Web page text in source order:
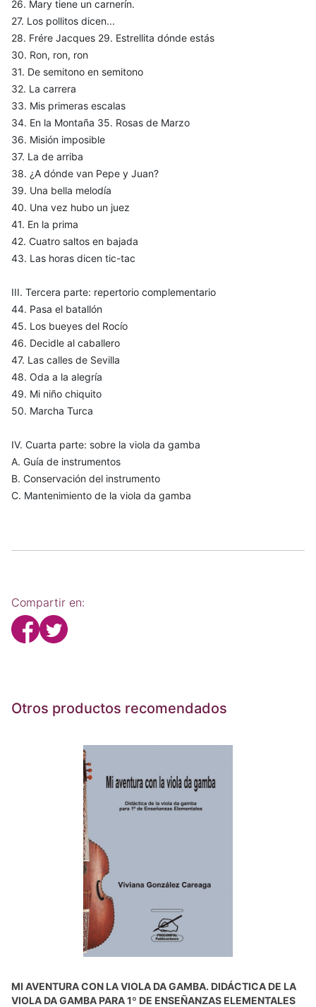
26. Mary tiene un carnerín.
27. Los pollitos dicen...
28. Frére Jacques 29. Estrellita dónde estás
30. Ron, ron, ron
31. De semitono en semitono
32. La carrera
33. Mis primeras escalas
34. En la Montaña 35. Rosas de Marzo
36. Misión imposible
37. La de arriba
38. ¿A dónde van Pepe y Juan?
39. Una bella melodía
40. Una vez hubo un juez
41. En la prima
42. Cuatro saltos en bajada
43. Las horas dicen tic-tac
III. Tercera parte: repertorio complementario
44. Pasa el batallón
45. Los bueyes del Rocío
46. Decidle al caballero
47. Las calles de Sevilla
48. Oda a la alegría
49. Mi niño chiquito
50. Marcha Turca
IV. Cuarta parte: sobre la viola da gamba
A. Guía de instrumentos
B. Conservación del instrumento
C. Mantenimiento de la viola da gamba
Compartir en:
Otros productos recomendados
MI AVENTURA CON LA VIOLA DA GAMBA. DIDÁCTICA DE LA
VIOLA DA GAMBA PARA 1º DE ENSEÑANZAS ELEMENTALES